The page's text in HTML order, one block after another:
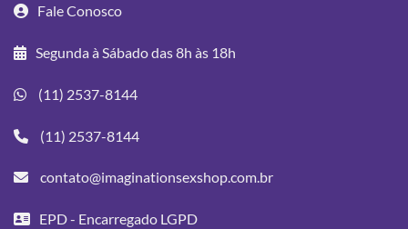
Fale Conosco
Segunda à Sábado das 8h às 18h
(11) 2537-8144
(11) 2537-8144
contato@imaginationsexshop.com.br
EPD - Encarregado LGPD